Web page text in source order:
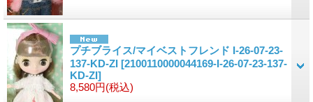
プチブライス/マイベストフレンド I-26-07-23-
137-KD-ZI [2100110000044169-I-26-07-23-137-
KD-ZI]
8,580円(税込)